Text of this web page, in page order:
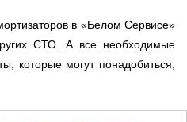
в «Белом Сервисе»
СТО. А все необходимые
которые могут понадобиться,